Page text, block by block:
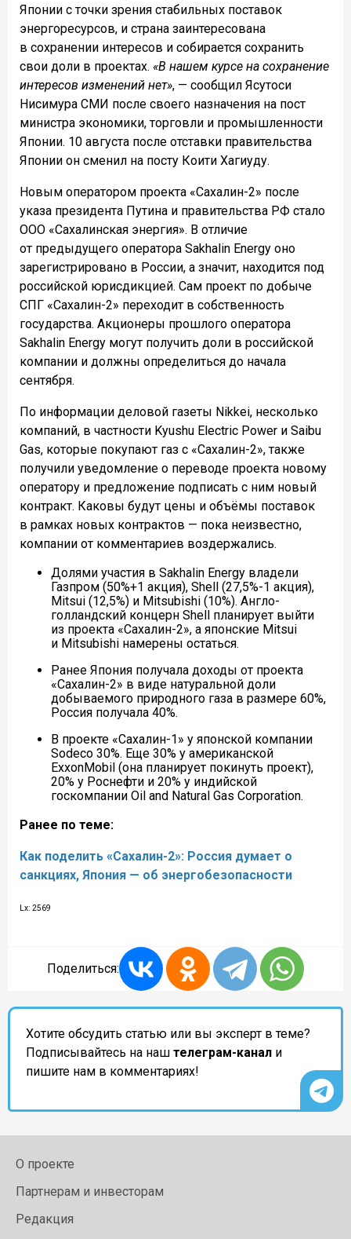
Японии с точки зрения стабильных поставок
энергоресурсов, и страна заинтересована
в сохранении интересов и собирается сохранить
свои доли в проектах. «В нашем курсе на сохранение
интересов изменений нет», — сообщил Ясутоси
Нисимура СМИ после своего назначения на пост
министра экономики, торговли и промышленности
Японии. 10 августа после отставки правительства
Японии он сменил на посту Коити Хагиуду.
Новым оператором проекта «Сахалин-2» после
указа президента Путина и правительства РФ стало
ООО «Сахалинская энергия». В отличие
от предыдущего оператора Sakhalin Energy оно
зарегистрировано в России, а значит, находится под
российской юрисдикцией. Сам проект по добыче
СПГ «Сахалин-2» переходит в собственность
государства. Акционеры прошлого оператора
Sakhalin Energy могут получить доли в российской
компании и должны определиться до начала
сентября.
По информации деловой газеты Nikkei, несколько
компаний, в частности Kyushu Electric Power и Saibu
Gas, которые покупают газ с «Сахалин-2», также
получили уведомление о переводе проекта новому
оператору и предложение подписать с ним новый
контракт. Каковы будут цены и объёмы поставок
в рамках новых контрактов — пока неизвестно,
компании от комментариев воздержались.
Долями участия в Sakhalin Energy владели
Газпром (50%+1 акция), Shell (27,5%-1 акция),
Mitsui (12,5%) и Mitsubishi (10%). Англо-
голландский концерн Shell планирует выйти
из проекта «Сахалин-2», а японские Mitsui
и Mitsubishi намерены остаться.
Ранее Япония получала доходы от проекта
«Сахалин-2» в виде натуральной доли
добываемого природного газа в размере 60%,
Россия получала 40%.
В проекте «Сахалин-1» у японской компании
Sodeco 30%. Еще 30% у американской
ExxonMobil (она планирует покинуть проект),
20% у Роснефти и 20% у индийской
госкомпании Oil and Natural Gas Corporation.
Ранее по теме:
Как поделить «Сахалин-2»: Россия думает о
санкциях, Япония — об энергобезопасности
Lx: 2569
Поделиться:
Хотите обсудить статью или вы эксперт в теме?
Подписывайтесь на наш телеграм-канал и
пишите нам в комментариях!
О проекте
Партнерам и инвесторам
Редакция